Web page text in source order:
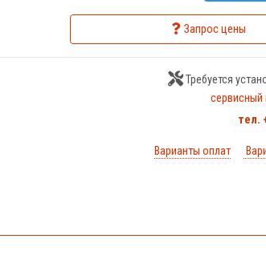
Запрос цены
Требуется
сервисный
тел.
Варианты оплат